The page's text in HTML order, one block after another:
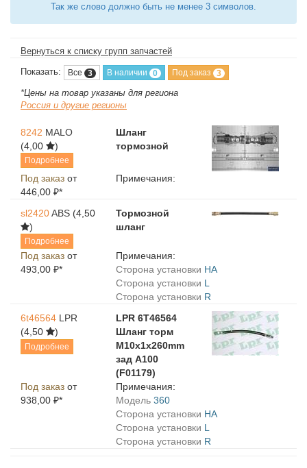
Так же слово должно быть не менее 3 символов.
Вернуться к списку групп запчастей
Показать: Все 3 В наличии 0 Под заказ 3
*Цены на товар указаны для региона
Россия и другие регионы
8242 MALO
(4,00
)
Подробнее
Шланг
тормозной
Под заказ от
446,00 ₽*
Примечания:
sl2420ABS (4,50
)
Подробнее
Тормозной
шланг
Под заказ от
493,00 ₽*
Примечания:
Сторона установки HA
Сторона установки L
Сторона установки R
6t46564 LPR
(4,50
)
Подробнее
LPR 6T46564
Шланг торм
М10х1х260mm
зад A100
(F01179)
Под заказ от
938,00 ₽*
Примечания:
Модель 360
Сторона установки HA
Сторона установки L
Сторона установки R